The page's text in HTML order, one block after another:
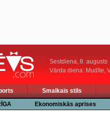
Sestdiena, 8. augusts
Vārda diena: Mudīte,
Smalkais stils
Ekonomiskās aprises